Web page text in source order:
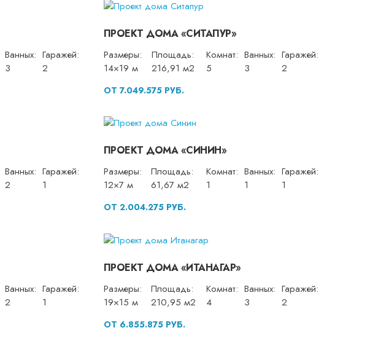
Ванных:
3
Гаражей:
2
ПРОЕКТ ДОМА «СИТАПУР»
Размеры:
14×19 м
Площадь:
216,91 м2
Комнат:
5
Ванных:
3
Гаражей:
2
ОТ 7.049.575 РУБ.
Ванных:
2
Гаражей:
1
ПРОЕКТ ДОМА «СИНИН»
Размеры:
12×7 м
Площадь:
61,67 м2
Комнат:
1
Ванных:
1
Гаражей:
1
ОТ 2.004.275 РУБ.
Ванных:
2
Гаражей:
1
ПРОЕКТ ДОМА «ИТАНАГАР»
Размеры:
19×15 м
Площадь:
210,95 м2
Комнат:
4
Ванных:
3
Гаражей:
2
ОТ 6.855.875 РУБ.